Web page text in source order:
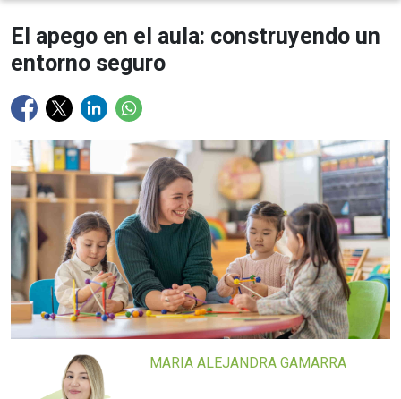
El apego en el aula: construyendo un
entorno seguro
MARIA ALEJANDRA GAMARRA